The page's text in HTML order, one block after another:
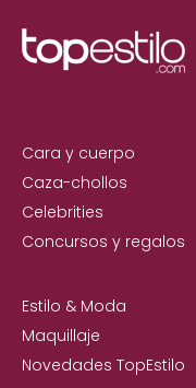
Cara y cuerpo
Caza-chollos
Celebrities
Concursos y regalos
Estilo & Moda
Maquillaje
Novedades TopEstilo